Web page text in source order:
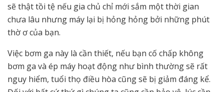
sẽ thật tồi tệ nếu gia chủ chỉ mới sắm một thời gian
chưa lâu nhưng máy lại bị hỏng hỏng bởi những phút
thờ ơ của bạn.
Việc bơm ga này là cần thiết, nếu bạn cố chấp không
bơm ga và ép máy hoạt động như bình thường sẽ rất
nguy hiểm, tuổi thọ điều hòa cũng sẽ bị giảm đáng kể.